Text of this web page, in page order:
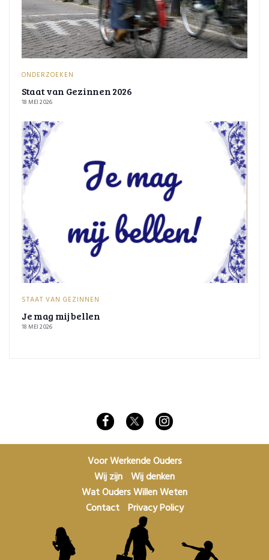
ONDERZOEKEN
Staat van Gezinnen 2026
18 MEI 2026
STAAT VAN GEZINNEN
Je mag mij bellen
18 MEI 2026
Voor Werkende Ouders
Wij zijn Wij denken
Wat Ouders Willen Weten
Contact Privacy Policy